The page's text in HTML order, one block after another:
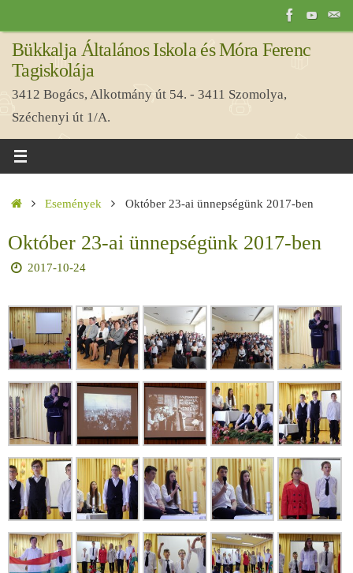
a
tartalomra
Bükkalja Általános Iskola és Móra Ferenc
Tagiskolája
3412 Bogács, Alkotmány út 54. - 3411 Szomolya,
Széchenyi út 1/A.
HomeEsemények Október 23-ai ünnepségünk 2017-ben
Október 23-ai ünnepségünk 2017-ben
2017-10-24